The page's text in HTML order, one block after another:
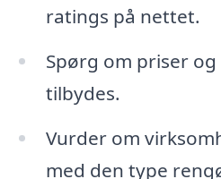
ratings på nettet.
Spørg om priser
tilbydes.
Vurder om
med den type